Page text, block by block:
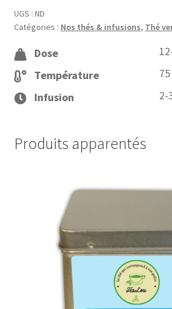
au
jasmin
UGS : ND
Catégories : Nos thés & infusions, Thé
Dose
Température
75
Infusion
2-
Produits apparentés